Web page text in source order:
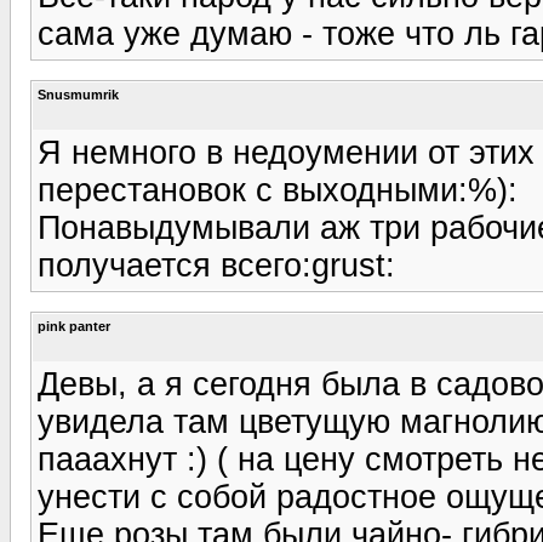
сама уже думаю - тоже что ль
Snusmumrik
Я немного в недоумении от
перестановок с выходными:%):
Понавыдумывали аж три
получается всего:grust:
pink panter
Девы, а я сегодня была в
увидела там цветущую
пааахнут :) ( на цену смотреть
унести с собой радостное
Еще розы там были чайно-